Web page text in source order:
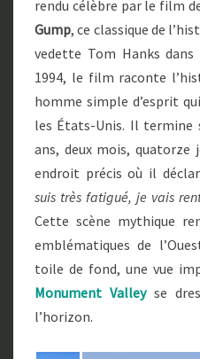
rendu célèbre par le film
Gump, ce classique de
vedette Tom Hanks
1994, le film raconte
homme simple d’esprit
les États-Unis. Il termine
ans, deux mois, quatorze
endroit précis où il
suis très fatigué, je vais
Cette scène mythique
emblématiques de
toile de fond, une vue
Monument Valleyse
l’horizon.